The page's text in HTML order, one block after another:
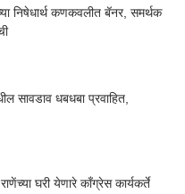
निषेधार्थ कणकवलीत बॅनर, समर्थक
सावडाव धबधबा प्रवाहित,
घरी येणारे काँग्रेस कार्यकर्ते